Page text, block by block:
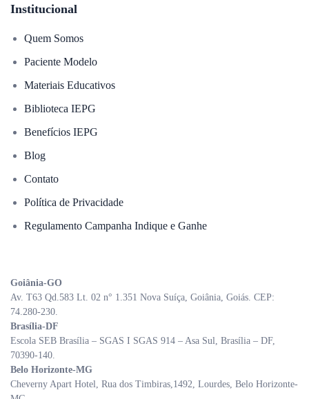
Institucional
Quem Somos
Paciente Modelo
Materiais Educativos
Biblioteca IEPG
Benefícios IEPG
Blog
Contato
Política de Privacidade
Regulamento Campanha Indique e Ganhe
Goiânia-GO
Av. T63 Qd.583 Lt. 02 n° 1.351 Nova Suíça, Goiânia, Goiás. CEP:
74.280-230.
Brasília-DF
Escola SEB Brasília – SGAS I SGAS 914 – Asa Sul, Brasília – DF,
70390-140.
Belo Horizonte-MG
Cheverny Apart Hotel, Rua dos Timbiras,1492, Lourdes, Belo Horizonte-